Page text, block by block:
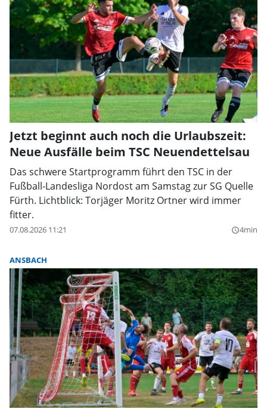
Jetzt beginnt auch noch die Urlaubszeit:
Neue Ausfälle beim TSC Neuendettelsau
Das schwere Startprogramm führt den TSC in der
Fußball-Landesliga Nordost am Samstag zur SG Quelle
Fürth. Lichtblick: Torjäger Moritz Ortner wird immer
fitter.
07.08.2026 11:21 query_builder4min
ANSBACH